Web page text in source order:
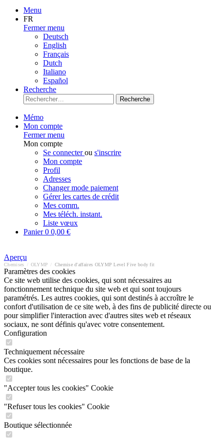
Menu
FR
Fermer menu
Deutsch
English
Français
Dutch
Italiano
Español
Recherche
Recherche
Mémo
Mon compte
Fermer menu
Mon compte
Se connecterou s'inscrire
Mon compte
Profil
Adresses
Changer mode paiement
Gérer les cartes de crédit
Mes comm.
Mes téléch. instant.
Liste vœux
Panier0 0,00 €
Aperçu
Chemises OLYMP Chemise d'affaires OLYMP Level Five body fit
Paramètres des cookies
Ce site web utilise des cookies, qui sont nécessaires au
fonctionnement technique du site web et qui sont toujours
paramétrés. Les autres cookies, qui sont destinés à accroître le
confort d'utilisation de ce site web, à des fins de publicité directe ou
pour simplifier l'interaction avec d'autres sites web et réseaux
sociaux, ne sont définis qu'avec votre consentement.
Configuration
Techniquement nécessaire
Ces cookies sont nécessaires pour les fonctions de base de la
boutique.
"Accepter tous les cookies" Cookie
"Refuser tous les cookies" Cookie
Boutique sélectionnée